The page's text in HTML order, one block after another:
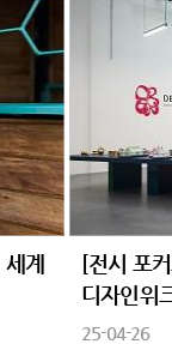
계
[전시 포
디자인위
25-04-26